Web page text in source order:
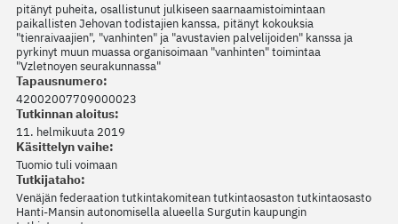
pitänyt puheita, osallistunut julkiseen saarnaamistoimintaan
paikallisten Jehovan todistajien kanssa, pitänyt kokouksia
"tienraivaajien", "vanhinten" ja "avustavien palvelijoiden" kanssa ja
pyrkinyt muun muassa organisoimaan "vanhinten" toimintaa
"Vzletnoyen seurakunnassa"
Tapausnumero:
42002007709000023
Tutkinnan aloitus:
11. helmikuuta 2019
Käsittelyn vaihe:
Tuomio tuli voimaan
Tutkijataho:
Venäjän federaation tutkintakomitean tutkintaosaston tutkintaosasto
Hanti-Mansin autonomisella alueella Surgutin kaupungin